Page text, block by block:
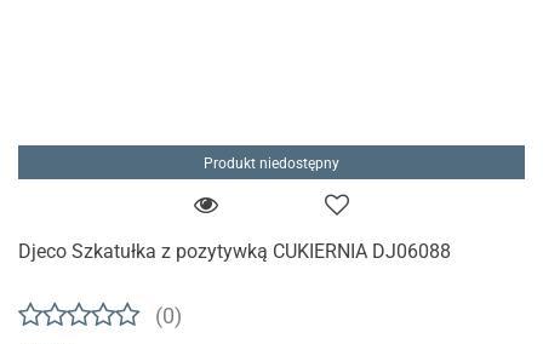
Produkt niedostępny
Djeco Szkatułka z pozytywką CUKIERNIA DJ06088
(0)